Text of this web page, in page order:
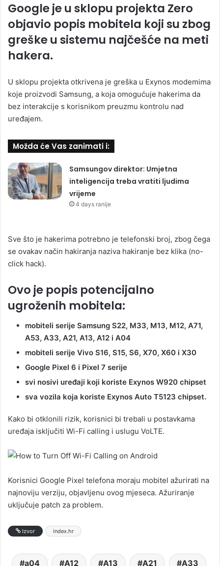
Google je u sklopu projekta Zero
objavio popis mobitela koji su zbog
greške u sistemu najčešće na meti
hakera.
U sklopu projekta otkrivena je greška u Exynos modemima
koje proizvodi Samsung, a koja omogućuje hakerima da
bez interakcije s korisnikom preuzmu kontrolu nad
uređajem.
Možda će Vas zanimati i:
Samsungov direktor: Umjetna
inteligencija treba vratiti ljudima
vrijeme
4 days ranije
Sve što je hakerima potrebno je telefonski broj, zbog čega
se ovakav način hakiranja naziva hakiranje bez klika (no-
click hack).
Ovo je popis potencijalno
ugroženih mobitela:
mobiteli serije Samsung S22, M33, M13, M12, A71,
A53, A33, A21, A13, A12 i A04
mobiteli serije Vivo S16, S15, S6, X70, X60 i X30
Google Pixel 6 i Pixel 7 serije
svi nosivi uređaji koji koriste Exynos W920 chipset
sva vozila koja koriste Exynos Auto T5123 chipset.
Kako bi otklonili rizik, korisnici bi trebali u postavkama
uređaja isključiti Wi-Fi calling i uslugu VoLTE.
Korisnici Google Pixel telefona moraju mobitel ažurirati na
najnoviju verziju, objavljenu ovog mjeseca. Ažuriranje
uključuje patch za problem.
Izvor index.hr
a04 A12 A13 A21 A33